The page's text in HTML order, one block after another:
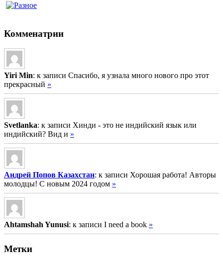
Комменатрии
Yiri Min: к записи Спасибо, я узнала много нового про этот
прекрасный »
Svetlanka: к записи Хинди - это не индийский язык или
индийский? Вид и »
Андрей Попов Казахстан: к записи Хорошая работа! Авторы
молодцы! С новым 2024 годом »
Ahtamshah Yunusi: к записи I need a book »
Метки